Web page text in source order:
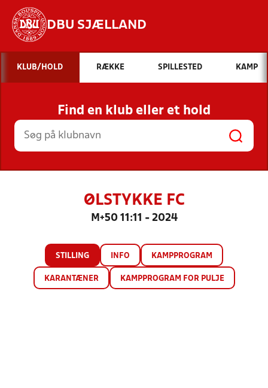
DBU SJÆLLAND
Hvad vil du søge efter?
INDHOLD OG NYHEDER
STILLINGER, RESULTATER, KLUBBER OG
HOLD
KLUB/HOLD RÆKKE SPILLESTED KAMP
Find en klub eller et hold
ØLSTYKKE FC
M+50 11:11 - 2024
STILLING INFO KAMPPROGRAM
KARANTÆNER KAMPPROGRAM FOR PULJE